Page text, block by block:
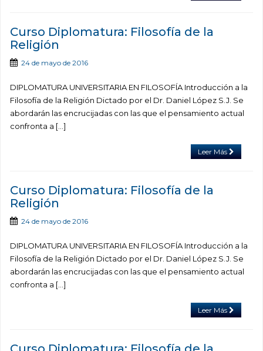
Curso Diplomatura: Filosofía de la
Religión
24 de mayo de 2016
DIPLOMATURA UNIVERSITARIA EN FILOSOFÍA Introducción a la
Filosofía de la Religión Dictado por el Dr. Daniel López S.J. Se
abordarán las encrucijadas con las que el pensamiento actual
confronta a […]
Leer Más
Curso Diplomatura: Filosofía de la
Religión
24 de mayo de 2016
DIPLOMATURA UNIVERSITARIA EN FILOSOFÍA Introducción a la
Filosofía de la Religión Dictado por el Dr. Daniel López S.J. Se
abordarán las encrucijadas con las que el pensamiento actual
confronta a […]
Leer Más